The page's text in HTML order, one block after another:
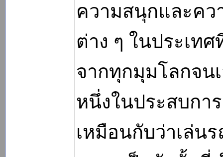
ความสนุกและคว
ต่าง ๆ ในประเท
จากทุกมุมโลกจน
หนึ่งในประสบก
เหมือนกับว่าเล่น